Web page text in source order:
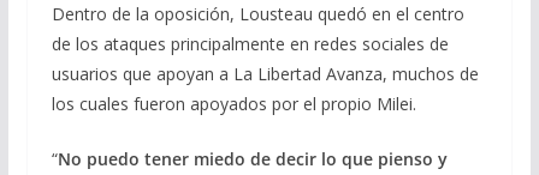
Dentro de la oposición, Lousteau quedó en el centro
de los ataques principalmente en redes sociales de
usuarios que apoyan a La Libertad Avanza, muchos de
los cuales fueron apoyados por el propio Milei.
“No puedo tener miedo de decir lo que pienso y